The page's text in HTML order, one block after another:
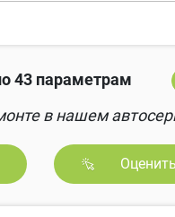
43 параметрам
в нашем